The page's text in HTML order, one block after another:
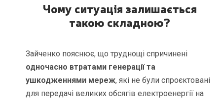
Чому ситуація залишається
такою складною?
Зайченко пояснює, що труднощі спричинені
одночасно втратами генерації та
ушкодженнями мереж, які не були спроєктовані
для передачі великих обсягів електроенергії на